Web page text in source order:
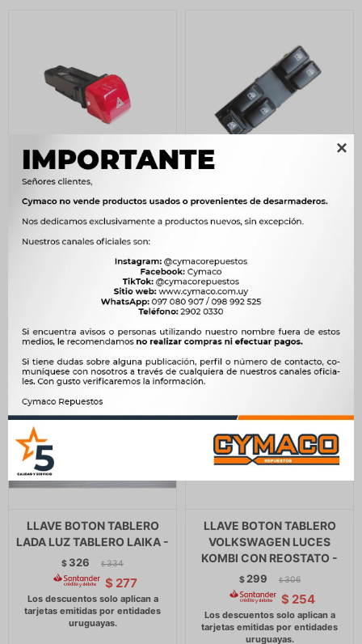

LLAVE BOTON TABLERO
BALIZA WINGLE 5 -
800
680
LLAVE BOTON TABLERO
CRISTAL GEELY CK -
LLAVE BOTON TABLERO
LADA LUZ TABLERO LAIKA -
$ 326 $ 334
$ 277
LLAVE BOTON TABLERO
VOLKSWAGEN LUCES
KOMBI CON REOSTATO -
$ 299 $ 306
$ 254